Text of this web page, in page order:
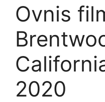
Ovnis
2020